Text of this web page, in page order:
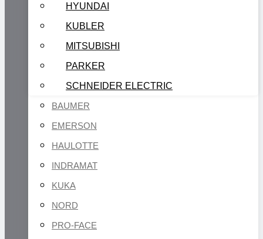
HYUNDAI
KUBLER
MITSUBISHI
PARKER
SCHNEIDER ELECTRIC
BAUMER
EMERSON
HAULOTTE
INDRAMAT
KUKA
NORD
PRO-FACE